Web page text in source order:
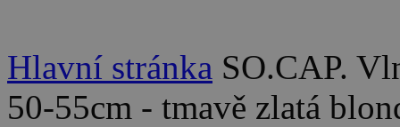
Hlavní stránka SO.CAP.
50-55cm - tmavě zlatá